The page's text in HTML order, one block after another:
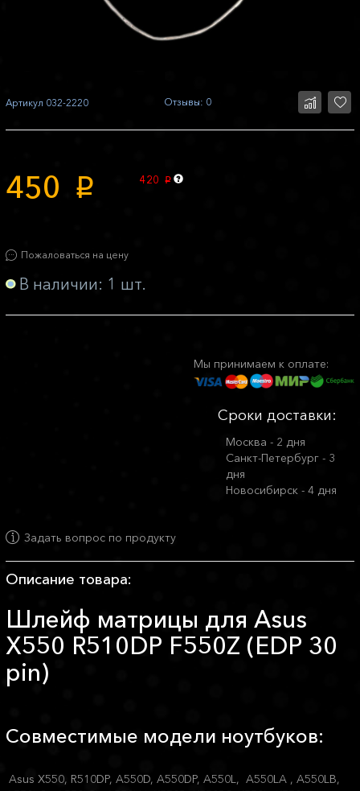
Артикул 032-2220 Отзывы: 0
450 p 420 p
Пожаловаться на цену
В наличии: 1 шт.
Мы принимаем к оплате:
Сроки доставки:
Москва - 2 дня
Санкт-Петербург - 3
дня
Новосибирск - 4 дня
Задать вопрос по продукту
Описание товара:
Шлейф матрицы для Asus
X550 R510DP F550Z (EDP 30
pin)
Совместимые модели ноутбуков:
Asus X550, R510DP, A550D, A550DP, A550L, A550LA , A550LB,